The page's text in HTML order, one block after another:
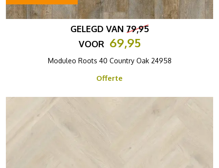
GELEGD VAN 79,95
VOOR 69,95
Moduleo Roots 40 Country Oak 24958
Offerte